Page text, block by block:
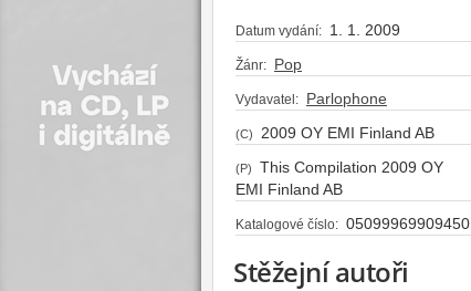
Datum vydání: 1. 1. 2009
Žánr: Pop
Vydavatel: Parlophone
(C) 2009 OY EMI Finland AB
(P)
This Compilation 2009 OY
EMI Finland AB
Katalogové číslo: 05099969909450
Stěžejní autoři